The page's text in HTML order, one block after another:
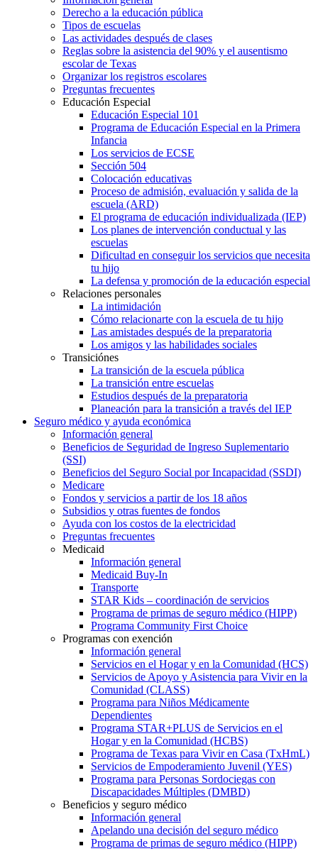
Derecho a la educación pública
Tipos de escuelas
Las actividades después de clases
Reglas sobre la asistencia del 90% y el ausentismo
escolar de Texas
Organizar los registros escolares
Preguntas frecuentes
Educación Especial
Educación Especial 101
Programa de Educación Especial en la Primera
Infancia
Los servicios de ECSE
Sección 504
Colocación educativas
Proceso de admisión, evaluación y salida de la
escuela (ARD)
El programa de educación individualizada (IEP)
Los planes de intervención conductual y las
escuelas
Dificultad en conseguir los servicios que necesita
tu hijo
La defensa y promoción de la educación especial
Relaciones personales
La intimidación
Cómo relacionarte con la escuela de tu hijo
Las amistades después de la preparatoria
Los amigos y las habilidades sociales
Transiciónes
La transición de la escuela pública
La transición entre escuelas
Estudios después de la preparatoria
Planeación para la transición a través del IEP
Seguro médico y ayuda económica
Información general
Beneficios de Seguridad de Ingreso Suplementario
(SSI)
Beneficios del Seguro Social por Incapacidad (SSDI)
Medicare
Fondos y servicios a partir de los 18 años
Subsidios y otras fuentes de fondos
Ayuda con los costos de la electricidad
Preguntas frecuentes
Medicaid
Información general
Medicaid Buy-In
Transporte
STAR Kids – coordinación de servicios
Programa de primas de seguro médico (HIPP)
Programa Community First Choice
Programas con exención
Información general
Servicios en el Hogar y en la Comunidad (HCS)
Servicios de Apoyo y Asistencia para Vivir en la
Comunidad (CLASS)
Programa para Niños Médicamente
Dependientes
Programa STAR+PLUS de Servicios en el
Hogar y en la Comunidad (HCBS)
Programa de Texas para Vivir en Casa (TxHmL)
Servicios de Empoderamiento Juvenil (YES)
Programa para Personas Sordociegas con
Discapacidades Múltiples (DMBD)
Beneficios y seguro médico
Información general
Apelando una decisión del seguro médico
Programa de primas de seguro médico (HIPP)